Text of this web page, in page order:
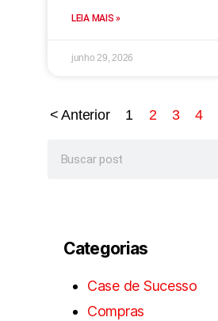
LEIA MAIS »
junho 29, 2026
< Anterior 1 2 3 4
Categorias
Case de Sucesso
Compras